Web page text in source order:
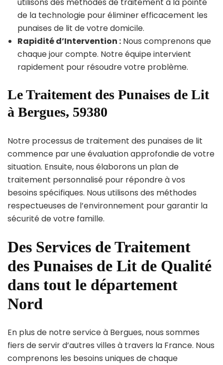
de la technologie pour éliminer efficacement les
punaises de lit de votre domicile.
Rapidité d’Intervention : Nous comprenons que
chaque jour compte. Notre équipe intervient
rapidement pour résoudre votre problème.
Le Traitement des Punaises de Lit
à Bergues, 59380
Notre processus de traitement des punaises de lit
commence par une évaluation approfondie de votre
situation. Ensuite, nous élaborons un plan de
traitement personnalisé pour répondre à vos
besoins spécifiques. Nous utilisons des méthodes
respectueuses de l’environnement pour garantir la
sécurité de votre famille.
Des Services de Traitement
des Punaises de Lit de Qualité
dans tout le département
Nord
En plus de notre service à Bergues, nous sommes
fiers de servir d’autres villes à travers la France. Nous
comprenons les besoins uniques de chaque